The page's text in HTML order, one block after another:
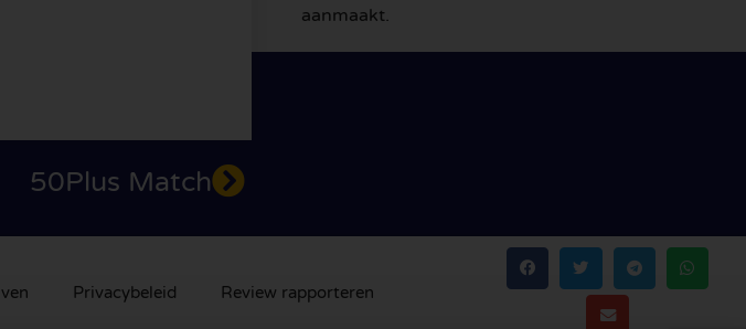
aanmaakt.
50Plus Match
Privacybeleid Review rapporteren